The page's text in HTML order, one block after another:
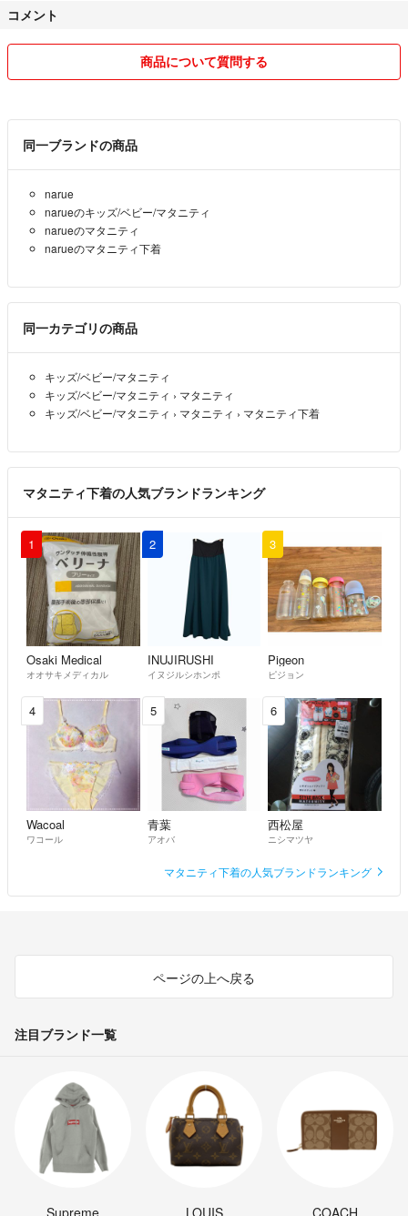
●発送ミスを防ぐため、中身が1部見える状態だったり、外袋にメモが
●発送後の商品の紛失・破損などのトラブルについては責任を負いかね
ます。
要)
●コメント中でも、即決購入の方が優先となります。
●複数ご購入の場合、送料分お値下げ可能です。
●値引き交渉、コメント逃げ等マナーの悪い方はブロックします。
【ハンドメイド品について】
●上記写真以外の金具もありますので、ご要望がございましたらご相談
●パーツの購入時期によって、基本金具の細部が異なる場合がありま
す。
●パーツ変更などのご要望があればオーダー可能です。(パーツにより、
お値段変動します)
●配送中の振動により、パーツが取れてしまうことがあるかもしれませ
ん。
修理は承りますが、送料の負担をお願いします。
【よくない評価について】
の仕様です。
●ママバターのトリートメント→ボトルに凹みがあることは記載済みで
したが、ちゃんと読んでなかったようです。
●スリコのエコバッグ→謎。返信なし。値下げしなかったから？
●モルカー巾着→1部見える梱包がNGとのこと。類似品を当方より高く
出品していたので、嫌がらせ評価かと。
⚠️悪い評価がある方は、ご購入後にメッセージをお願いします。悪い評
価があり、無言取引の方から、不当な評価を付けられている経験上、ご
面倒かもしれませんが、よろしくお願いします。m(_ _)m
以上のことから、細かいことが気になる方は、ご購入をご遠慮下さい。
また、未使用品に関して何かありましたらメーカーの方にご連絡お願い
します。
コメント
商品について質問する
同一ブランドの商品
narue
narueのキッズ/ベビー/マタニティ
narueのマタニティ
narueのマタニティ下着
同一カテゴリの商品
キッズ/ベビー/マタニティ
キッズ/ベビー/マタニティ › マタニティ
キッズ/ベビー/マタニティ › マタニティ › マタニティ下着
マタニティ下着の人気ブランドランキング
1
Osaki Medical
オオサキメディカル
2
INUJIRUSHI
イヌジルシホンポ
3
Pigeon
ピジョン
4
Wacoal
ワコール
5
青葉
アオバ
6
西松屋
ニシマツヤ
マタニティ下着の人気ブランドランキング
ページの上へ戻る
注目ブランド一覧